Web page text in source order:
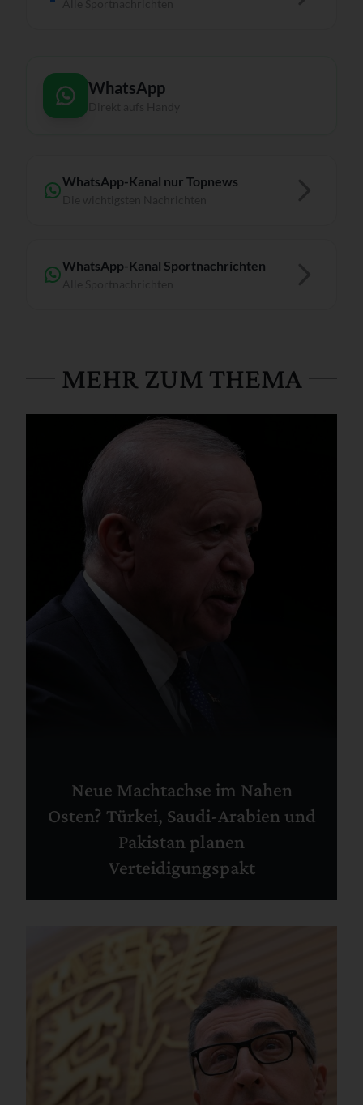
WhatsApp
WhatsApp-Kanal nur Topnews
WhatsApp-Kanal Sportnachrichten
MEHR ZUM THEMA
Neue Machtachse im Nahen
Osten? Türkei, Saudi-Arabien und
Pakistan planen
Verteidigungspakt